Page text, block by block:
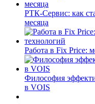
РТК-Сервис: как
месяца
Работа в Fix Price:
Философия
в VOIS